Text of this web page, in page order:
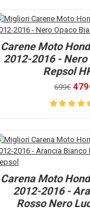
Carene Moto
2012-2016 - Nero
Repsol
699€
Carena Moto
2012-2016 -
Rosso Nero